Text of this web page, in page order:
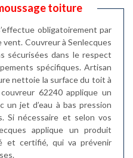
toiture
obligatoirement par
vent. Couvreur à Senlecques
sécurisées dans le respect
spécifiques. Artisan
nettoie la surface du toit à
62240 applique un
un jet d’eau à bas pression
Si nécessaire et selon vos
applique un produit
et certifié, qui va prévenir